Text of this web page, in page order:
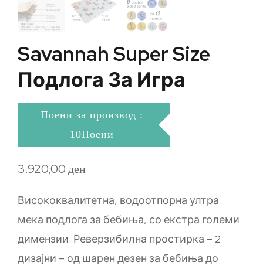
Savannah Super Size
Подлога За Игра
Поени за производ :
10Поени
3.920,00ден
Висококвалитетна, водоотпорна ултра
мека подлога за бебиња, со екстра големи
димензии. Реверзибилна простирка – 2
дизајни – од шарен дезен за бебиња до